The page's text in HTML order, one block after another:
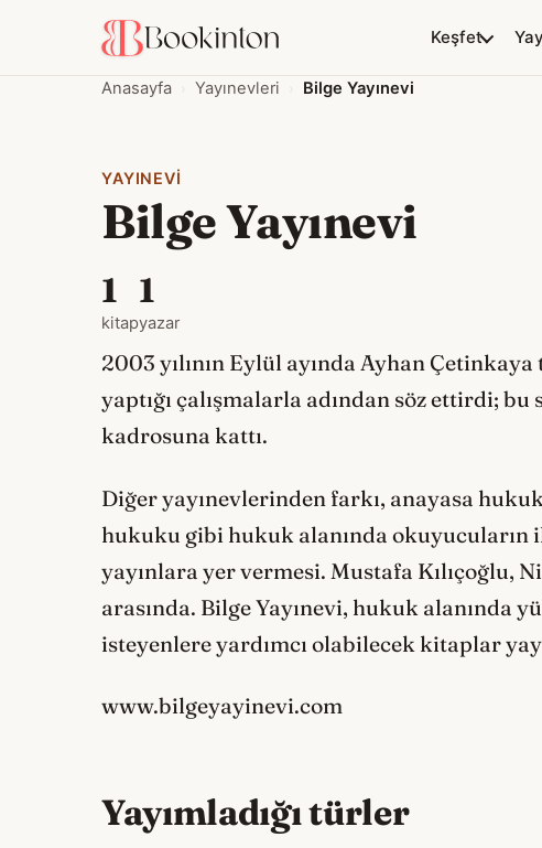
Keşfet
Anasayfa Yayınevleri Bilge Yayınevi
YAYINEVI
Bilge Yayınevi
1
kitap
1
yazar
2003 yılının Eylül ayında Ayhan
yaptığı çalışmalarla adından söz ettirdi;
kadrosuna kattı.
Diğer yayınevlerinden farkı, anayasa
hukuku gibi hukuk alanında
yayınlara yer vermesi. Mustafa Kılıçoğlu,
arasında. Bilge Yayınevi, hukuk alanında
isteyenlere yardımcı olabilecek kitaplar
www.bilgeyayinevi.com
Yayımladığı türler